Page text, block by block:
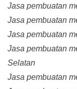
Jasa pembuatan
Jasa pembuatan
Jasa pembuatan
Jasa pembuatan
Selatan
Jasa pembuatan